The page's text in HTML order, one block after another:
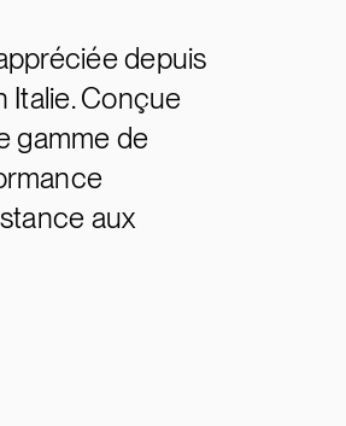
depuis
Italie. Conçue
gamme de
aux